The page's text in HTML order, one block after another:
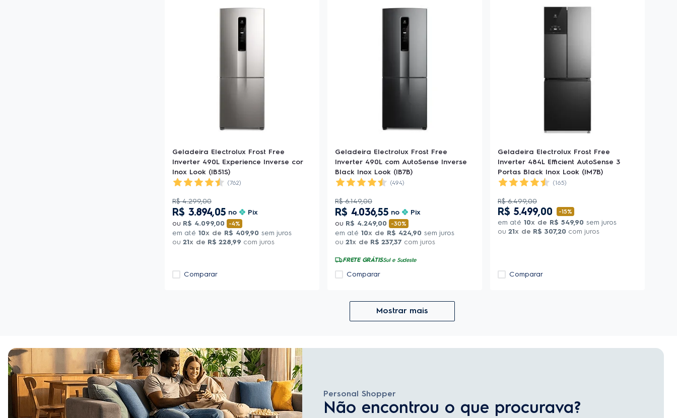
Geladeira Electrolux Frost Free
Inverter 490L Experience Inverse cor
Inox Look (IB51S)
(762)
R$ 4.299,00
R$ 3.894,05 no
Pix
ou R$ 4.099,00 -4%
em até 10x de R$ 409,90 sem juros
ou 21x de R$ 228,99 com juros
Comparar
Geladeira Electrolux Frost Free
Inverter 490L com AutoSense Inverse
Black Inox Look (IB7B)
(494)
R$ 6.149,00
R$ 4.036,55 no
Pix
ou R$ 4.249,00 -30%
em até 10x de R$ 424,90 sem juros
ou 21x de R$ 237,37com juros
FRETE GRÁTISSul e Sudeste
Comparar
Geladeira Electrolux Frost Free
Inverter 484L Efficient AutoSense 3
Portas Black Inox Look (IM7B)
(165)
R$ 6.499,00
R$ 5.499,00 -15%
em até 10x de R$ 549,90 sem juros
ou 21x de R$ 307,20 com juros
Comparar
Mostrar mais
Personal Shopper
Não encontrou o que procurava?